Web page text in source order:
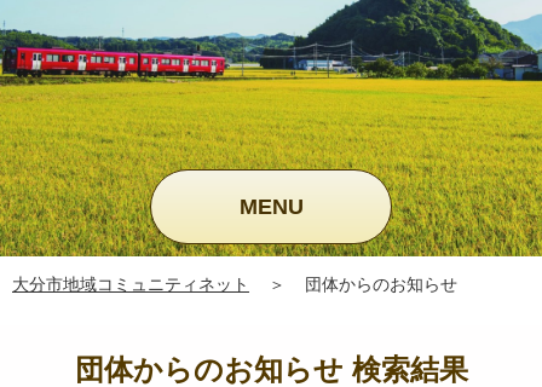
MENU
大分市地域コミュニティネット ＞ 団体からのお知らせ
団体からのお知らせ 検索結果